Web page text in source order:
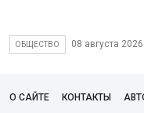
ОБЩЕСТВО 08 августа 2026
О САЙТЕ КОНТАКТЫ